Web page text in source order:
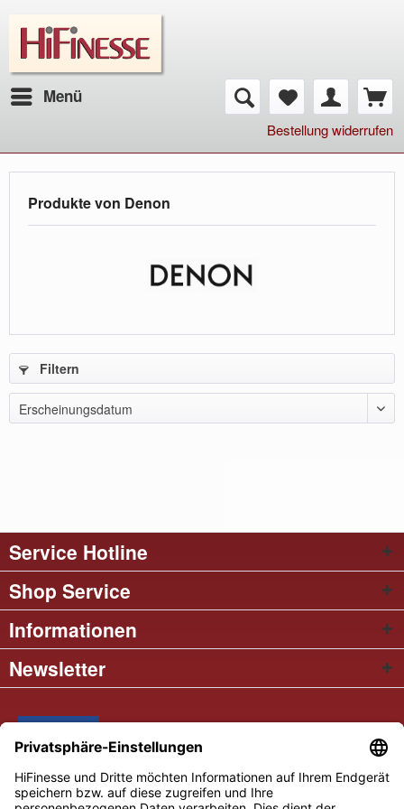
Menü
Bestellung widerrufen
Produkte von Denon
Filtern
Erscheinungsdatum
Service Hotline
Shop Service
Informationen
Newsletter